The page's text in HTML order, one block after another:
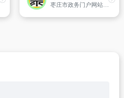
枣庄市政务门户网站是枣庄政务公开的平台,在线服务的窗口,政民互动的桥梁,对外宣传的网上阵地。江北水乡运河古城欢迎您！